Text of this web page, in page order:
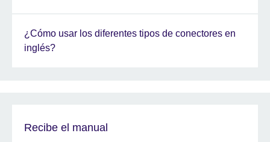
¿Cómo usar los diferentes tipos de conectores en
inglés?
Recibe el manual